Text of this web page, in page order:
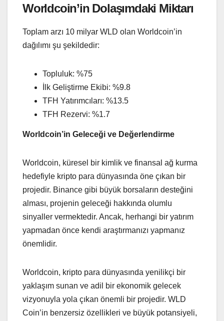
Worldcoin’in Dolaşımdaki Miktarı
Toplam arzı 10 milyar WLD olan Worldcoin’in
dağılımı şu şekildedir:
Topluluk: %75
İlk Geliştirme Ekibi: %9.8
TFH Yatırımcıları: %13.5
TFH Rezervi: %1.7
Worldcoin’in Geleceği ve Değerlendirme
Worldcoin, küresel bir kimlik ve finansal ağ kurma
hedefiyle kripto para dünyasında öne çıkan bir
projedir. Binance gibi büyük borsaların desteğini
alması, projenin geleceği hakkında olumlu
sinyaller vermektedir. Ancak, herhangi bir yatırım
yapmadan önce kendi araştırmanızı yapmanız
önemlidir.
Worldcoin, kripto para dünyasında yenilikçi bir
yaklaşım sunan ve adil bir ekonomik gelecek
vizyonuyla yola çıkan önemli bir projedir. WLD
Coin’in benzersiz özellikleri ve büyük potansiyeli,